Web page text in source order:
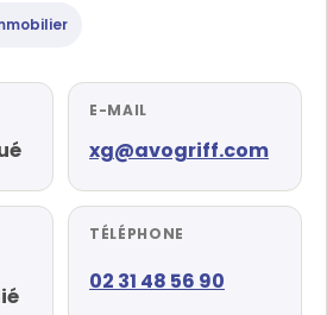
E-MAIL
xg@avogriff.com
TÉLÉPHONE
02 31 48 56 90